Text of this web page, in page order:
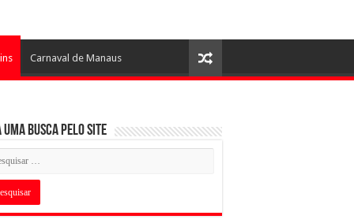
Carnaval de Manaus
uma busca pelo Site